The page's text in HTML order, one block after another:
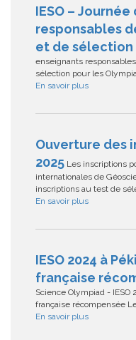
IESO –
responsables
et de sélection
enseignants
sélection pour les
En savoir plus
Ouverture des
2025 Les inscriptions
internationales de
inscriptions au test de
En savoir plus
IESO 2024 à
française
Science Olympiad - IESO
française récompensée
En savoir plus